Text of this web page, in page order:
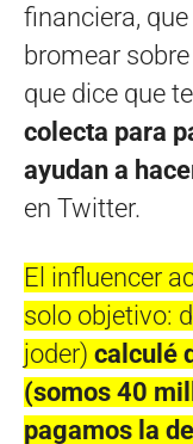
financiera,
bromear
que dice que
colecta para
ayudan a
en Twitter.
El influencer
solo objetivo:
joder) calculé
(somos 40
pagamos la